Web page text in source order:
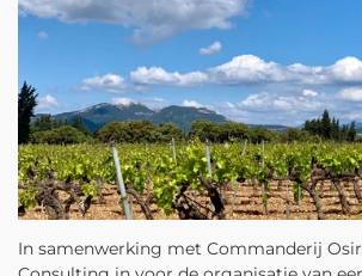
In samenwerking met Commanderij